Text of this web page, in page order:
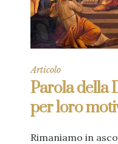
Articolo
Parola della
per loro
Rimaniamo in